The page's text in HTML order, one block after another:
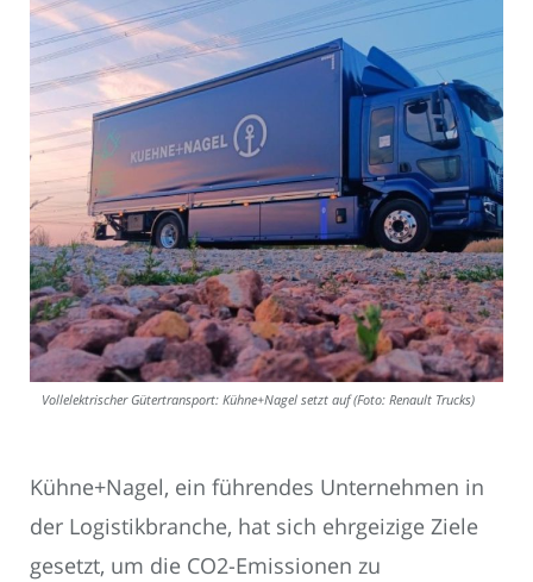
Vollelektrischer Gütertransport: Kühne+Nagel setzt auf (Foto: Renault Trucks)
Kühne+Nagel, ein führendes Unternehmen in
der Logistikbranche, hat sich ehrgeizige Ziele
gesetzt, um die CO2-Emissionen zu